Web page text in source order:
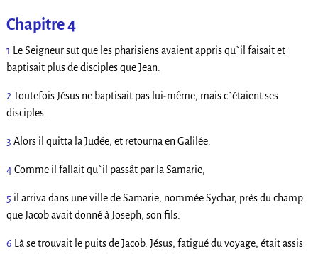
Chapitre 4
1 Le Seigneur sut que les pharisiens avaient appris qu`il faisait et
baptisait plus de disciples que Jean.
2Toutefois Jésus ne baptisait pas lui-même, mais c`étaient ses
disciples.
3 Alors il quitta la Judée, et retourna en Galilée.
4Comme il fallait qu`il passât par la Samarie,
5 il arriva dans une ville de Samarie, nommée Sychar, près du champ
que Jacob avait donné à Joseph, son fils.
6 Là se trouvait le puits de Jacob. Jésus, fatigué du voyage, était assis